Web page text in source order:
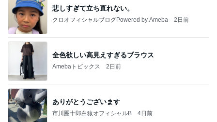
悲しすぎて立ち直れない。
クロオフィシャルブログPowered by Ameba 2日前
全色欲しい高見えすぎるブラウス
Amebaトピックス 2日前
ありがとうございます
市川團十郎白猿オフィシャルB 4日前